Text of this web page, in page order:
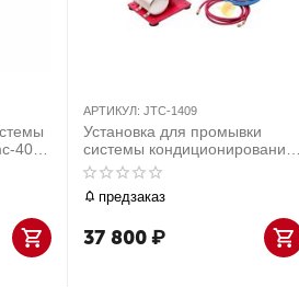
4001
АРТИКУЛ: JTC-1409
Установка для промывки
системы кондиционирования
JTC /1
предзаказ
37 800₽